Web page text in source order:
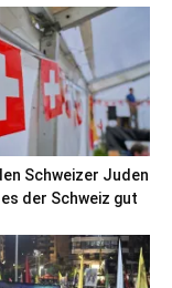
Schweizer Juden
der Schweiz gut